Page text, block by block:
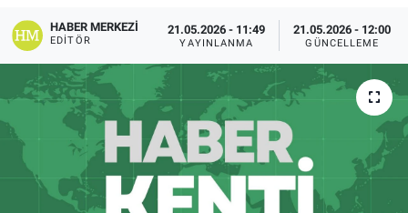
HABER MERKEZI
EDITÖR
21.05.2026 - 11:49
YAYINLANMA
21.05.2026 - 12:00
GÜNCELLEME